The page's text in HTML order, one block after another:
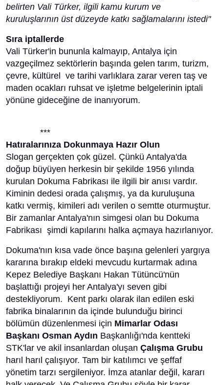
belirten Vali Türker, ilgili kamu kurum ve
kuruluşlarının üst düzeyde katkı sağlamalarını istedi"
Sıra iptallerde
Vali Türker'in bununla kalmayıp, Antalya için
vazgeçilmez sektörlerin başında gelen tarım, turizm,
çevre, kültürel ve tarihi varlıklara zarar veren taş ve
maden ocakları ruhsat ve işletme belgelerinin iptali
yönüne gideceğine de inanıyorum.
***
Hatıralarınıza Dokunmaya Hazır Olun
Slogan gerçekten çok güzel. Çünkü Antalya'da
doğup büyüyen herkesin bir şekilde 1956 yılında
kurulan Dokuma Fabrikası ile ilgili bir anısı vardır.
Kiminin dedesi orada çalışmış, ya da kuruluşuna
katkı vermiş, kimileri adı verilen o semtte oturmuştur.
Bir zamanlar Antalya'nın simgesi olan bu Dokuma
Fabrikası şimdi kapılarını halka açmaya hazırlanıyor.
Dokuma'nın kısa vade önce başına gelenleri yargıya
kararına bırakıp eldeki mevcudu kurtarmak adına
Kepez Belediye Başkanı Hakan Tütüncü'nün
başlattığı projeyi her Antalya'yı seven gibi
destekliyorum. Kent parkı olarak ilan edilen eski
fabrika binalarının da içinde bulunduğu birinci
bölümün düzenlenmesi için Mimarlar Odası
Başkanı Osman Aydın Başkanlığı'nda kentteki
STK'lar ve akil insanlardan oluşan Çalışma Grubu
harıl harıl çalışıyor. Tam bir katılımcı ve şeffaf
yönetim tarzı sergileniyor. İmza atanlar değil, kararı